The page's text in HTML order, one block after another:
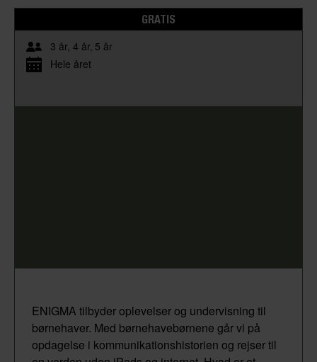
GRATIS
3 år 4 år 5 år
Hele året
ENIGMA tilbyder oplevelser og undervisning til
børnehaver. Med børnehavebørnene går vi på
opdagelse i kommunikationshistorien og rejser til